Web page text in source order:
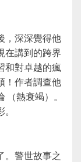
，深深覺得他
在講到的跨界
和對卓越的瘋
！作者調查他
（熱衰竭）。
。警世故事之